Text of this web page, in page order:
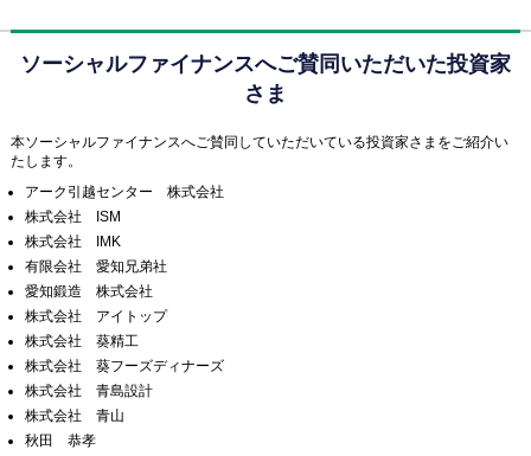
ソーシャルファイナンスへご賛同いただいた投資家
さま
本ソーシャルファイナンスへご賛同していただいている投資家さまをご紹介い
たします。
アーク引越センター 株式会社
株式会社 ISM
株式会社 IMK
有限会社 愛知兄弟社
愛知鍛造 株式会社
株式会社 アイトップ
株式会社 葵精工
株式会社 葵フーズディナーズ
株式会社 青島設計
株式会社 青山
秋田 恭孝